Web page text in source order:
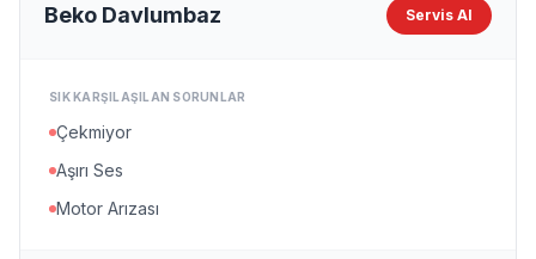
Beko Davlumbaz Servis Al
SIK KARŞILAŞILAN SORUNLAR
Çekmiyor
Aşırı Ses
Motor Arızası